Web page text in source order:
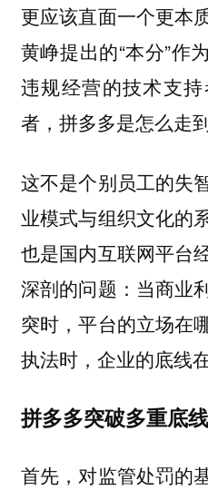
更应该直面一个更本
黄峥提出的“本分”作
违规经营的技术支
者，拼多多是怎么走
这不是个别员工的失
业模式与组织文化的
也是国内互联网平台
深剖的问题：当商业
突时，平台的立场在
执法时，企业的底线
拼多多突破多重底线
首先，对监管处罚的